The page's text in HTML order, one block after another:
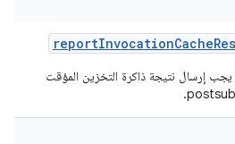
reportInvocationCache
إرسال نتيجة ذاكرة التخزين المؤقت